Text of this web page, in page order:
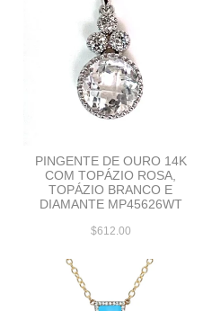
PINGENTE DE OURO 14K
COM TOPÁZIO ROSA,
TOPÁZIO BRANCO E
DIAMANTE MP45626WT
$612.00